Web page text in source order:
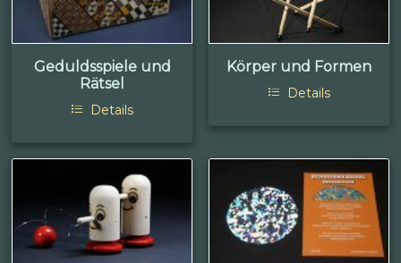
Geduldsspiele und
Rätsel
Details
Körper und Formen
Details